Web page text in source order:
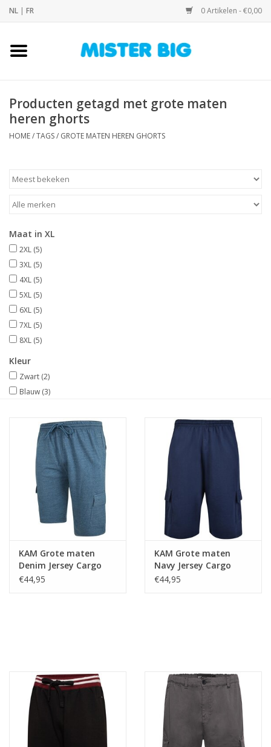
NL | FR 0 Artikelen - €0,00
Home
Onze Winkel
Merken
Producten getagd met grote maten
heren ghorts
HOME/TAGS/ GROTE MATEN HEREN GHORTS
Maat in XL
2XL (5)
3XL (5)
4XL (5)
5XL (5)
6XL (5)
7XL (5)
8XL (5)
Kleur
Zwart (2)
Blauw (3)
KAM Grote maten
Denim Jersey Cargo
Short
€44,95
KAM Grote maten
Navy Jersey Cargo
Short
€44,95